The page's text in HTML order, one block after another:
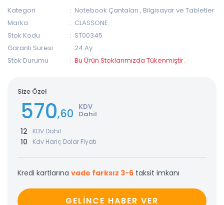
Kategori Notebook Çantaları , Bilgisayar ve Tabletler
Marka
CLASSONE
Stok Kodu
ST00345
Garanti Süresi
24 Ay
Stok Durumu
Bu Ürün Stoklarımızda Tükenmiştir.
Size Özel
570,60 KDV
Dahil
12 KDV Dahil
10 Kdv Hariç Dolar Fiyatı
Kredi kartlarına vade farksız 3-6 taksit imkanı
GELİNCE HABER VER